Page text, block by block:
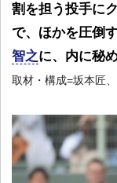
割を担う投手に
で、ほかを圧倒
智之に、内に秘
取材・構成=坂本匠